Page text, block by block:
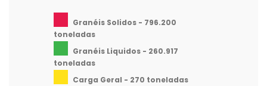
Granéis Solidos - 796.200
toneladas
Granéis Liquidos - 260.917
toneladas
Carga Geral - 270 toneladas